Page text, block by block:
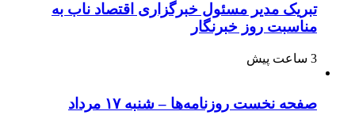
تبریک مدیر مسئول خبرگزاری اقتصاد ناب به
مناسبت روز خبرنگار
3 ساعت پیش
صفحه نخست روزنامه‌ها – شنبه ۱۷ مرداد